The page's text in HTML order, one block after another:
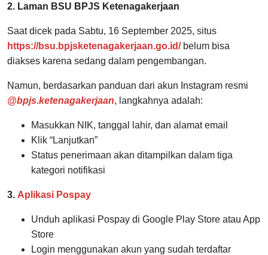
2. Laman BSU BPJS Ketenagakerjaan
Saat dicek pada Sabtu, 16 September 2025, situs
https://bsu.bpjsketenagakerjaan.go.id/belum bisa
diakses karena sedang dalam pengembangan.
Namun, berdasarkan panduan dari akun Instagram resmi
@bpjs.ketenagakerjaan, langkahnya adalah:
Masukkan NIK, tanggal lahir, dan alamat email
Klik “Lanjutkan”
Status penerimaan akan ditampilkan dalam tiga
kategori notifikasi
3. Aplikasi Pospay
Unduh aplikasi Pospay di Google Play Store atau App
Store
Login menggunakan akun yang sudah terdaftar